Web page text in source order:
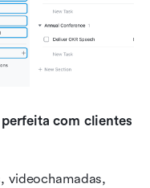
com clientes
videochamadas,